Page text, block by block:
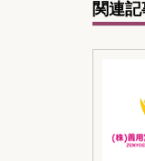
関連記